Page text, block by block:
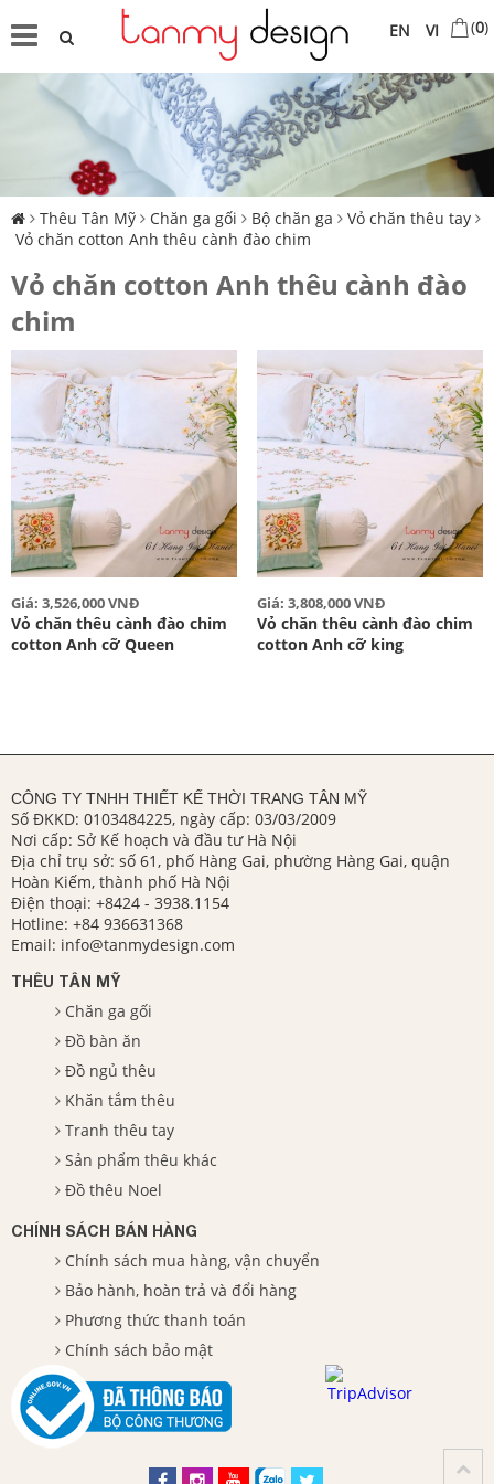
VI
EN (0)
Thêu Tân Mỹ Chăn ga gối Bộ chăn ga
Vỏ chăn thêu tay
Vỏ chăn cotton Anh thêu cành đào chim
Vỏ chăn cotton Anh thêu cành đào
chim
Giá: 3,526,000 VNĐ
Vỏ chăn thêu cành đào chim
cotton Anh cỡ Queen
Giá: 3,808,000 VNĐ
Vỏ chăn thêu cành đào chim
cotton Anh cỡ king
CÔNG TY TNHH THIẾT KẾ THỜI TRANG TÂN MỸ
Số ĐKKD: 0103484225, ngày cấp: 03/03/2009
Nơi cấp: Sở Kế hoạch và đầu tư Hà Nội
Địa chỉ trụ sở: số 61, phố Hàng Gai, phường Hàng Gai, quận
Hoàn Kiếm, thành phố Hà Nội
Điện thoại: +8424 - 3938.1154
Hotline: +84 936631368
Email: info@tanmydesign.com
THÊU TÂN MỸ
Chăn ga gối
Đồ bàn ăn
Đồ ngủ thêu
Khăn tắm thêu
Tranh thêu tay
Sản phẩm thêu khác
Đồ thêu Noel
CHÍNH SÁCH BÁN HÀNG
Chính sách mua hàng, vận chuyển
Bảo hành, hoàn trả và đổi hàng
Phương thức thanh toán
Chính sách bảo mật